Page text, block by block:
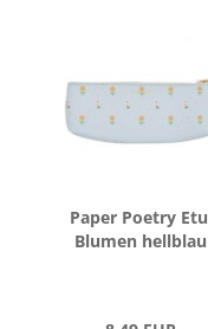
Paper Poe­try
Blu­men hell­blau